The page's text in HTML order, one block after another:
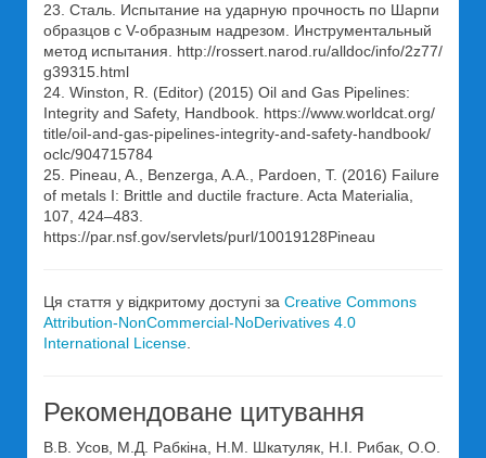
23. Сталь. Испытание на ударную прочность по Шарпи
образцов с V-образным надрезом. Инструментальный
метод испытания. http://rossert.narod.ru/alldoc/info/2z77/
g39315.html
24. Winston, R. (Editor) (2015) Oil and Gas Pipelines:
Integrity and Safety, Handbook. https://www.worldcat.org/
title/oil-and-gas-pipelines-integrity-and-safety-handbook/
oclc/904715784
25. Pineau, A., Benzerga, A.A., Pardoen, T. (2016) Failure
of metals I: Brittle and ductile fracture. Acta Materialia,
107, 424–483.
https://par.nsf.gov/servlets/purl/10019128Pineau
Ця стаття у відкритому доступі за Creative Commons
Attribution-NonCommercial-NoDerivatives 4.0
International License
Рекомендоване цитування
В.В. Усов, М.Д. Рабкіна, Н.М. Шкатуляк, Н.І. Рибак, О.О.